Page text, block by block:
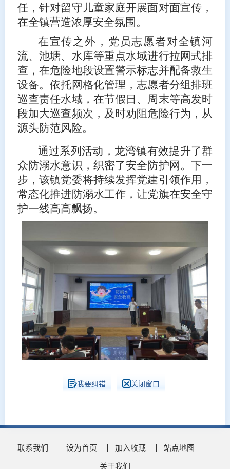
任，针对留守儿童家庭开展面对面宣传，
在全镇营造浓厚安全氛围。
在宣传之外，党员志愿者对全镇河
流、池塘、水库等重点水域进行拉网式排
查，在危险地段设置警示标志并配备救生
设备。依托网格化管理，志愿者分组排班
巡查责任水域，在节假日、周末等高发时
段加大巡查频次，及时劝阻危险行为，从
源头防范风险。
通过系列活动，龙湾镇有效提升了群
众防溺水意识，织密了安全防护网。下一
步，该镇党委将持续发挥党建引领作用，
常态化推进防溺水工作，让党旗在安全守
护一线高高飘扬。
我要纠错 关闭窗口
联系我们 设为首页 加入收藏
站点地图
关于我们